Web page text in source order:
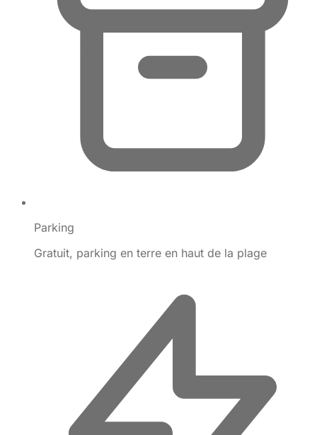
Parking
Gratuit, parking en terre en haut de la plage